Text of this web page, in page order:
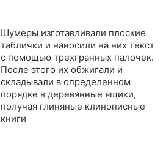
Шумеры изготавливали плоские
таблички и наносили на них текст
с помощью трехгранных палочек.
После этого их обжигали и
складывали в определенном
порядке в деревянные ящики,
получая глиняные клинописные
книги